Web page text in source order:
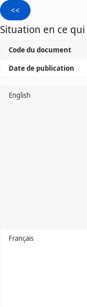
Situation en ce
Code du document
Date de publication
English
Français